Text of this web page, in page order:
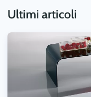
Ultimi articoli